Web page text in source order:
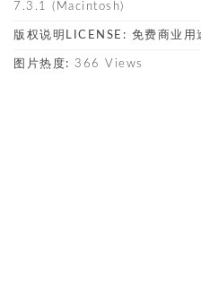
7.3.1 (Macintosh)
版权说明LICENSE: 免费商业
图片热度: 366 Views